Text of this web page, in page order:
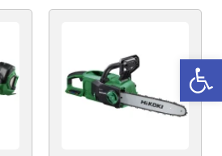
פתח סרגל נגישות